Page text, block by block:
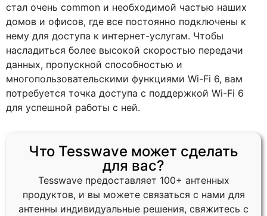
стал очень common и необходимой частью наших
домов и офисов, где все постоянно подключены к
нему для доступа к интернет-услугам. Чтобы
насладиться более высокой скоростью передачи
данных, пропускной способностью и
многопользовательскими функциями Wi-Fi 6, вам
потребуется точка доступа с поддержкой Wi-Fi 6
для успешной работы с ней.
Что Tesswave может сделать
для вас?
Tesswave предоставляет 100+ антенных
продуктов, и вы можете связаться с нами для
антенны индивидуальные решения, свяжитесь с